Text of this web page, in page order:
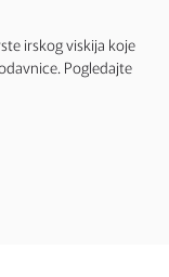
irskog viskija koje
Pogledajte